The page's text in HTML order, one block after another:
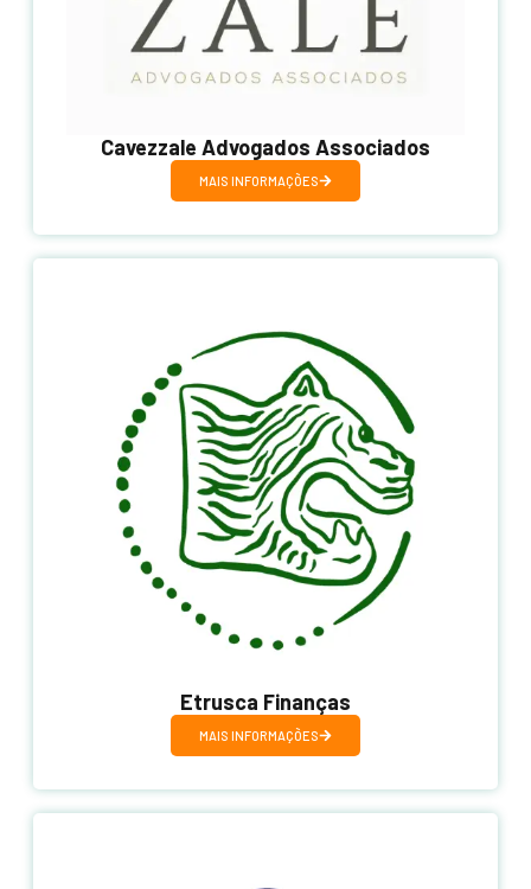
Cavezzale Advogados Associados
MAIS INFORMAÇÕES
Etrusca Finanças
MAIS INFORMAÇÕES